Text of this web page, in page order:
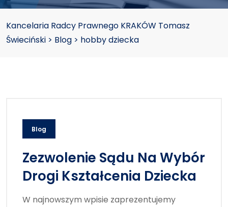
Kancelaria Radcy Prawnego KRAKÓW Tomasz
Świeciński > Blog > hobby dziecka
Blog
Zezwolenie Sądu Na Wybór
Drogi Kształcenia Dziecka
W najnowszym wpisie zaprezentujemy